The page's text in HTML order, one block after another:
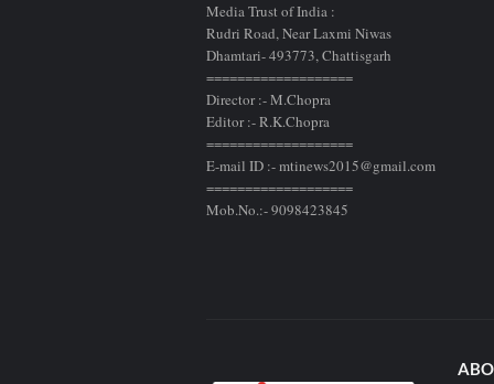
Media Trust of India :
Rudri Road, Near Laxmi Niwas
Dhamtari- 493773,Chattisgarh
===================
Director :- M.Chopra
Editor :- R.K.Chopra
===================
E-mail ID :- mtinews2015@gmail.com
===================
Mob.No.:- 9098423845